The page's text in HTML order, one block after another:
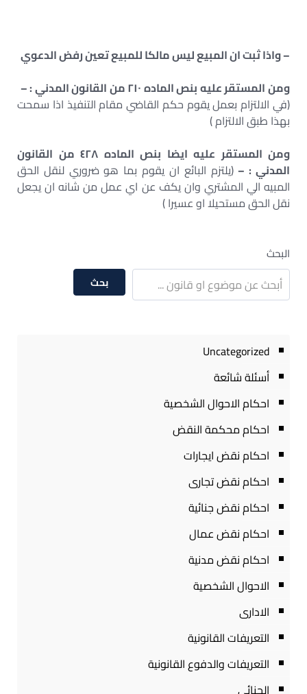
– واذا ثبت ان المبيع ليس مالكا للمبيع تعين رفض الدعوي
ومن المستقر عليه بنص الماده ٢١٠ من القانون المدني : –
(في الالتزام بعمل يقوم حكم القاضي مقام التنفيذ اذا سمحت
بهذا طبق الالتزام )
ومن المستقر عليه ايضا بنص الماده ٤٢٨ من القانون
المدني : –(يلتزم البائع ان يقوم بما هو ضروري لنقل الحق
المبيه الي المشتري وان يكف عن اي عمل من شانه ان يجعل
نقل الحق مستحيلا او عسيرا )
البحث
بحث
Uncategorized
أسئلة شائعة
احكام الاحوال الشخصية
احكام محكمة النقض
احكام نقض ايجارات
احكام نقض تجارى
احكام نقض جنائية
احكام نقض عمال
احكام نقض مدنية
الاحوال الشخصية
الادارى
التعريفات القانونية
التعريفات والدفوع القانونية
الجنائى